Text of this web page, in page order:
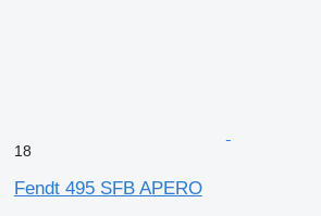
18
Fendt 495 SFB APERO